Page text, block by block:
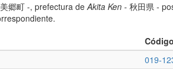
郷町 -, prefectura deAkita Ken - 秋田県 -
019-